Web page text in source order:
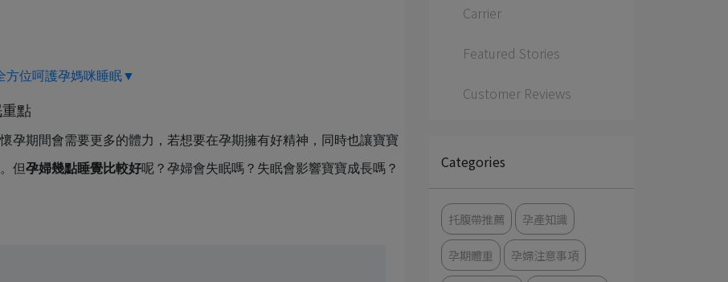
方位呵護孕媽咪睡眠▼
點
孕期間會需要更多的體力，若想要在孕期擁有好精神，同時也讓寶寶
但孕婦幾點睡覺比較好呢？孕婦會失眠嗎？失眠會影響寶寶成長嗎？
Carrier
Featured Stories
Customer Reviews
Categories
托腹帶推薦 孕產知識
孕期體重 孕婦注意事項